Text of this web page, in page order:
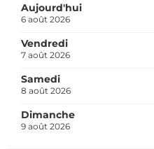
Aujourd'hui
6 août 2026
Vendredi
7 août 2026
Samedi
8 août 2026
Dimanche
9 août 2026